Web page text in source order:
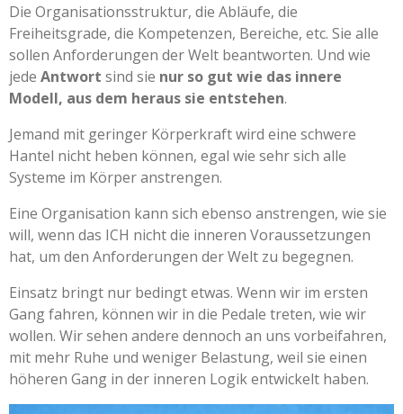
Die Organisationsstruktur, die Abläufe, die
Freiheitsgrade, die Kompetenzen, Bereiche, etc. Sie alle
sollen Anforderungen der Welt beantworten. Und wie
jede Antwort sind sie nur so gut wie das innere
Modell, aus dem heraus sie entstehen.
Jemand mit geringer Körperkraft wird eine schwere
Hantel nicht heben können, egal wie sehr sich alle
Systeme im Körper anstrengen.
Eine Organisation kann sich ebenso anstrengen, wie sie
will, wenn das ICH nicht die inneren Voraussetzungen
hat, um den Anforderungen der Welt zu begegnen.
Einsatz bringt nur bedingt etwas. Wenn wir im ersten
Gang fahren, können wir in die Pedale treten, wie wir
wollen. Wir sehen andere dennoch an uns vorbeifahren,
mit mehr Ruhe und weniger Belastung, weil sie einen
höheren Gang in der inneren Logik entwickelt haben.